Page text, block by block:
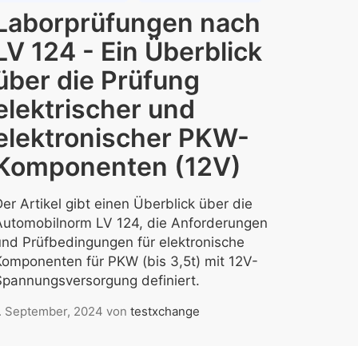
nach
124 - Ein Überblick
die Prüfung
und
PKW-
(12V)
Artikel gibt einen Überblick über die
LV 124, die Anforderungen
Prüfbedingungen für elektronische
für PKW (bis 3,5t) mit 12V-
definiert.
September, 2024 von testxchange